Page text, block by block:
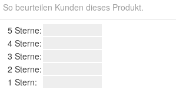
So beurteilen Kunden dieses Produkt.
5 Sterne:
4 Sterne:
3 Sterne:
2 Sterne:
1 Stern: